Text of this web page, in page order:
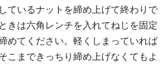
ているナットを締め上げて終わりで
きは六角レンチを入れてねじを固定
めてください。軽くしまっていれば
こまできっちり締め上げなくてもよ